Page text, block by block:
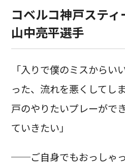
コベルコ神戸スティ
山中亮平選手
「入りで僕のミスからい
った、流れを悪くしてし
戸のやりたいプレーがで
ていきたい」
──ご自身でもおっしゃ